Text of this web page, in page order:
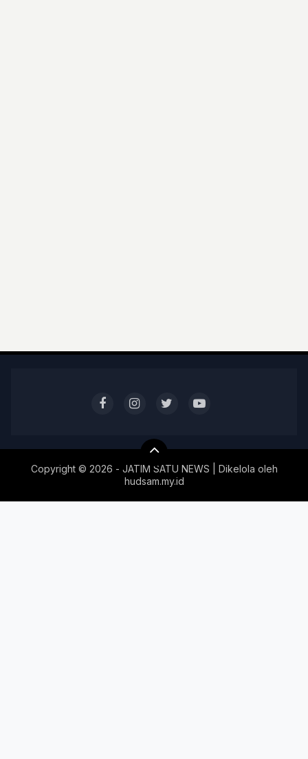
Copyright © 2026 - JATIM SATU NEWS | Dikelola oleh
hudsam.my.id